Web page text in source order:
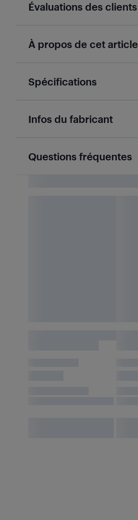
Évaluations des clients
À propos de cet article
Spécifications
Infos du fabricant
Questions fréquentes